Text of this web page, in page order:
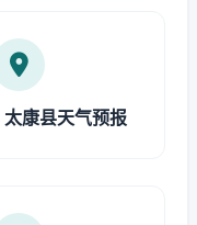
太康县天气预报